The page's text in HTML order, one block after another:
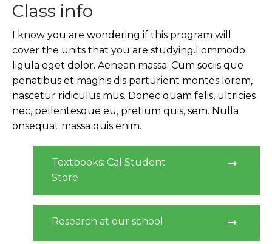
Class info
I know you are wondering if this program will
cover the units that you are studying.Lommodo
ligula eget dolor. Aenean massa. Cum sociis que
penatibus et magnis dis parturient montes lorem,
nascetur ridiculus mus. Donec quam felis, ultricies
nec, pellentesque eu, pretium quis, sem. Nulla
onsequat massa quis enim.
Textbooks: Cal Student
Store
Research at our school